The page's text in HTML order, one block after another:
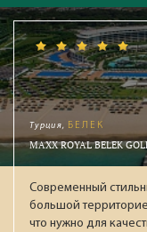
Турция, БЕЛЕК
MAXX ROYAL BELEK
Современный
большой
что нужно для